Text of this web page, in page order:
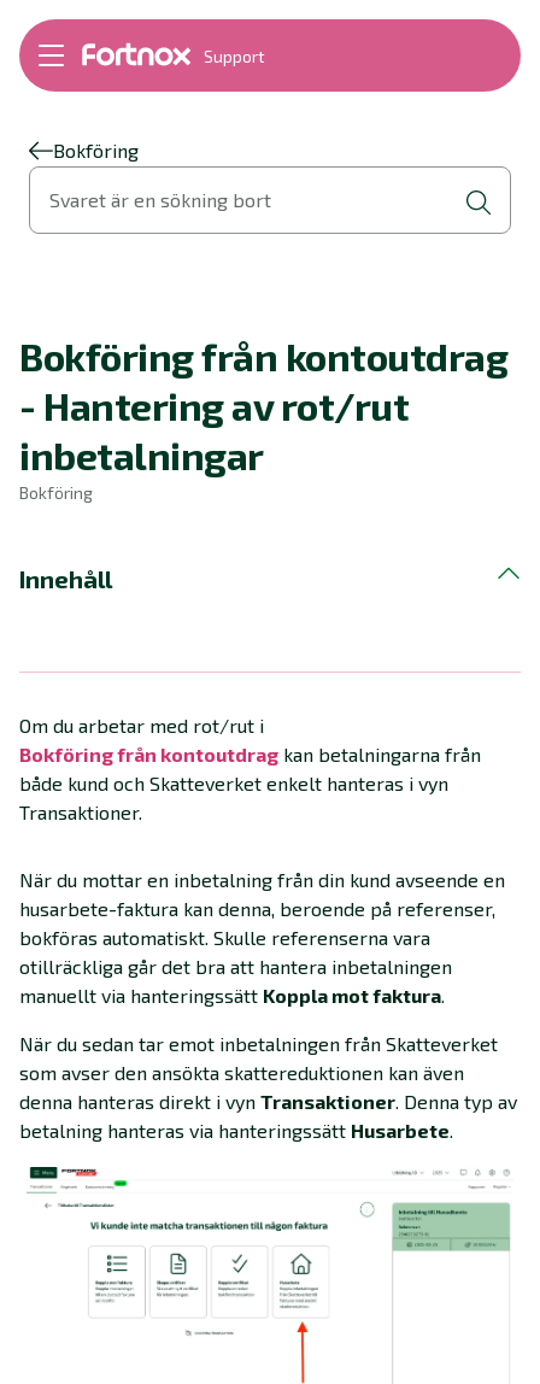
Support
Bokföring
Fakturering
Byt till Fortnox
Felsökning
Support Play
Ordlista
Bokföring
Svaret är en sökning bort
Bokföring från kontoutdrag
- Hantering av rot/rut
inbetalningar
Bokföring
Innehåll
Om du arbetar med rot/rut i
Bokföring från kontoutdrag‍ kan betalningarna från
både kund och Skatteverket enkelt hanteras i vyn
Transaktioner.
När du mottar en inbetalning från din kund avseende en
husarbete-faktura kan denna, beroende på referenser,
bokföras automatiskt. Skulle referenserna vara
otillräckliga går det bra att hantera inbetalningen
manuellt via hanteringssätt Koppla mot faktura.
När du sedan tar emot inbetalningen från Skatteverket
som avser den ansökta skattereduktionen kan även
denna hanteras direkt i vyn Transaktioner. Denna typ av
betalning hanteras via hanteringssätt Husarbete.